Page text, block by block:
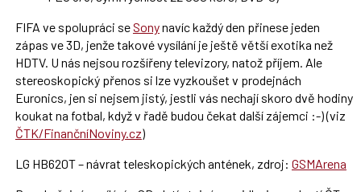
FIFA ve spolupráci seSonynavíc každý den přinese jeden
zápas ve 3D, jenže takové vysílání je ještě větší exotika než
HDTV. U nás nejsou rozšířeny televizory, natož příjem. Ale
stereoskopický přenos si lze vyzkoušet v prodejnách
Euronics, jen si nejsem jistý, jestli vás nechají skoro dvě hodiny
koukat na fotbal, když v řadě budou čekat další zájemci :-) (viz
ČTK/FinančníNoviny.cz)
LG HB620T – návrat teleskopických antének, zdroj: GSMArena